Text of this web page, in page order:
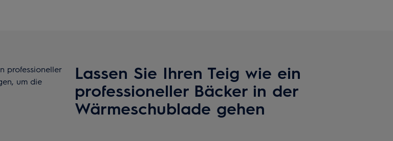
Lassen Sie Ihren Teig wie ein
professioneller Bäcker in der
Wärmeschublade gehen
professioneller
um die